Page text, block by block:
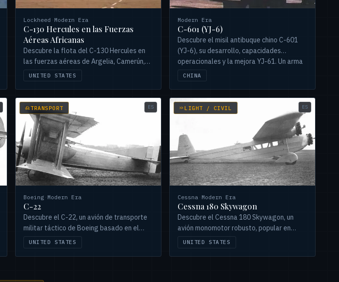
Lockheed Modern Era
C-130 Hercules en las Fuerzas
Aéreas Africanas
Descubre la flota del C-130 Hercules en
las fuerzas aéreas de Argelia, Camerún,
Libia, Marruecos, Nigeria, Gabón y Zaire,
UNITED STATES
Modern Era
C-601 (YJ-6)
Descubre el misil antibuque chino C-601
(YJ-6), su desarrollo, capacidades
operacionales y la mejora YJ-61. Un arma
clave para la aviación naval.
CHINA
TRANSPORT ES
Boeing Modern Era
C-22
Descubre el C-22, un avión de transporte
militar táctico de Boeing basado en el
727, utilizado por la Guardia Nacional
Aérea y el Mando Sur de EE. UU. desde
UNITED STATES
LIGHT / CIVIL ES
Cessna Modern Era
Cessna 180 Skywagon
Descubre el Cessna 180 Skywagon, un
avión monomotor robusto, popular en
aviación agrícola y áreas remotas. Conoce
su historia desde 1952 hasta 1981.
UNITED STATES